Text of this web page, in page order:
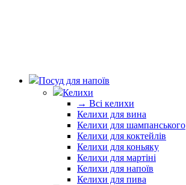
Посуд для напоїв
Келихи
→ Всі келихи
Келихи для вина
Келихи для шампанського
Келихи для коктейлів
Келихи для коньяку
Келихи для мартіні
Келихи для напоїв
Келихи для пива